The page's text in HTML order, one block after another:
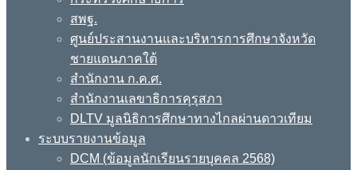
สพฐ.
ศูนย์ประสานงานและบริหารการศึกษาจังหวัด
ชายแดนภาคใต้
สำนักงาน ก.ค.ศ.
สำนักงานเลขาธิการคุรุสภา
DLTV มูลนิธิการศึกษาทางไกลผ่านดาวเทียม
ระบบรายงานข้อมูล
DCM (ข้อมูลนักเรียนรายบุคคล 2568)